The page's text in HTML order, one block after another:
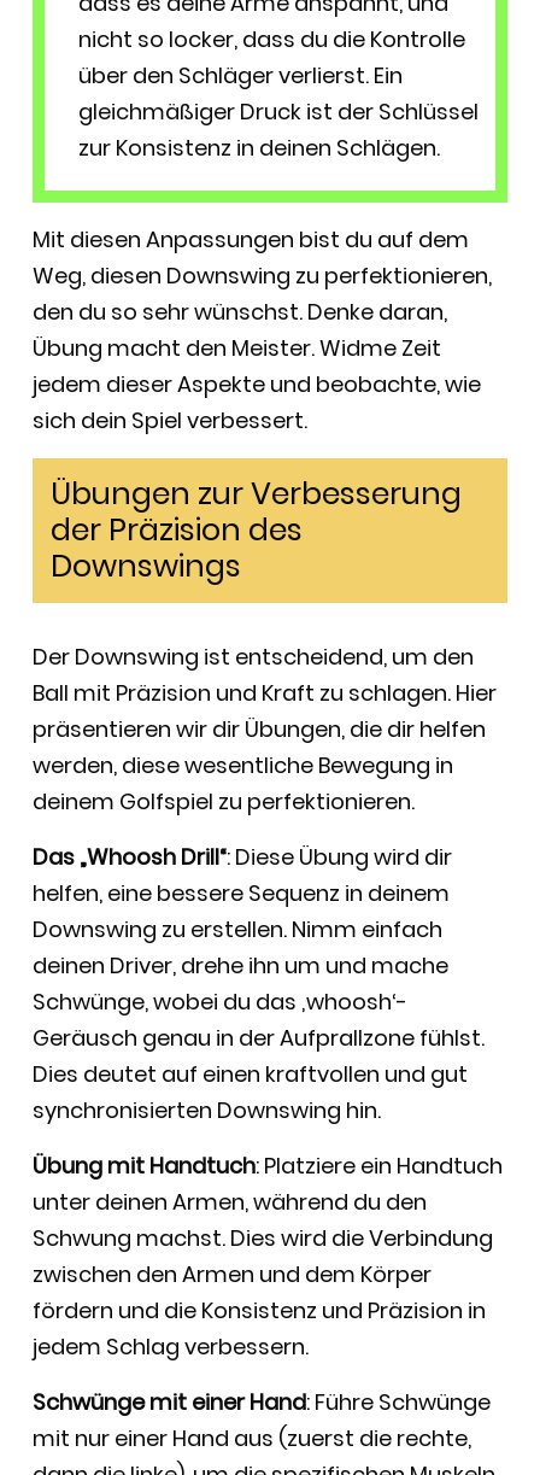
nicht so locker, dass du die Kontrolle
über den Schläger verlierst. Ein
gleichmäßiger Druck ist der Schlüssel
zur Konsistenz in deinen Schlägen.
Mit diesen Anpassungen bist du auf dem
Weg, diesen Downswing zu perfektionieren,
den du so sehr wünschst. Denke daran,
Übung macht den Meister. Widme Zeit
jedem dieser Aspekte und beobachte, wie
sich dein Spiel verbessert.
Übungen zur Verbesserung
der Präzision des
Downswings
Der Downswing ist entscheidend, um den
Ball mit Präzision und Kraft zu schlagen. Hier
präsentieren wir dir Übungen, die dir helfen
werden, diese wesentliche Bewegung in
deinem Golfspiel zu perfektionieren.
Das „Whoosh Drill“: Diese Übung wird dir
helfen, eine bessere Sequenz in deinem
Downswing zu erstellen. Nimm einfach
deinen Driver, drehe ihn um und mache
Schwünge, wobei du das ‚whoosh‘-
Geräusch genau in der Aufprallzone fühlst.
Dies deutet auf einen kraftvollen und gut
synchronisierten Downswing hin.
Übung mit Handtuch: Platziere ein Handtuch
unter deinen Armen, während du den
Schwung machst. Dies wird die Verbindung
zwischen den Armen und dem Körper
fördern und die Konsistenz und Präzision in
jedem Schlag verbessern.
Schwünge mit einer Hand: Führe Schwünge
mit nur einer Hand aus (zuerst die rechte,